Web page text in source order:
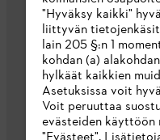
"Hyväksy kaikki"
liittyvän
lain 205 §:n 1
kohdan (a)
hylkäät kaikkien
Asetuksissa voit
Voit peruuttaa
evästeiden käyttöön